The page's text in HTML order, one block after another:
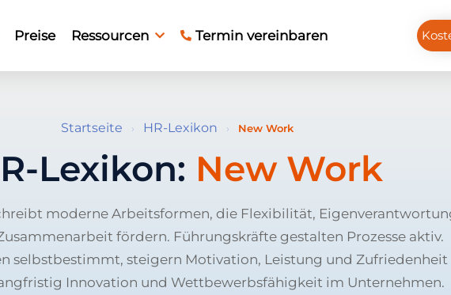
Preise Ressourcen Termin vereinbaren
Startseite › HR-Lexikon › New Work
Lexikon: New Work
moderne Arbeitsformen, die Flexibilität,
fördern. Führungskräfte gestalten Prozesse aktiv.
selbstbestimmt, steigern Motivation, Leistung und Zufriedenheit
Innovation und Wettbewerbsfähigkeit im Unternehmen.